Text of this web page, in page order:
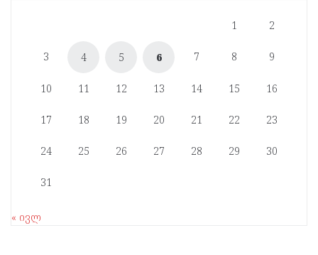
1 2
3 4 5 6 7 8 9
10 11 12 13 14 15 16
17 18 19 20 21 22 23
24 25 26 27 28 29 30
31
« ივლ